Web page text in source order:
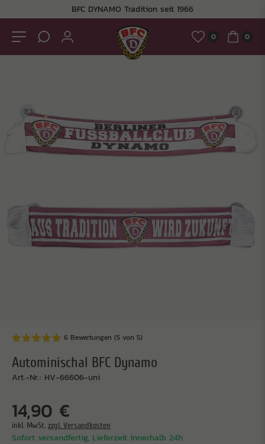
BFC DYNAMO Tradition seit 1966
0 0
6 Bewertungen (5 von 5)
Autominischal BFC Dynamo
Art.-Nr.: HV-66606-uni
14,90 €
inkl. MwSt. zzgl. Versandkosten
Sofort versandfertig, Lieferzeit innerhalb 24h